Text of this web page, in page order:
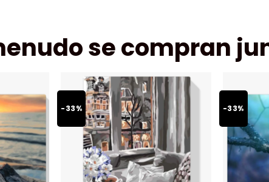
se compran
-33% -33%